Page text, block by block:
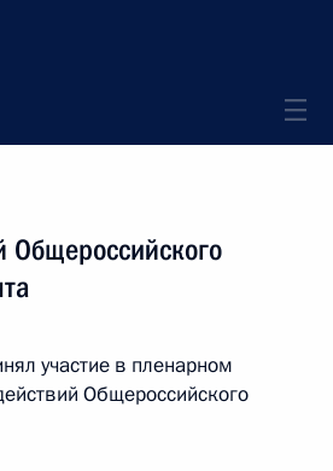
Общероссийского
участие в пленарном
Общероссийского